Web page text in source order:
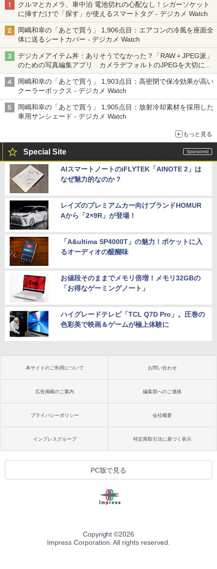
クルマとカメラ、車中泊 電池切れの心配なし！シガーソケット
に挿すだけで「探す」が使えるスマートタグ - デジカメ Watch
岡嶋和幸の「あとで買う」 1,906点目：エアコンの冷風を座面全
体に送るシートカバー - デジカメ Watch
デジカメアイテム丼：ありそうでなかった？「RAW＋JPEG派」
のための写真編集アプリ カメラデフォルトのJPEGを大切にす
る「Filmator」
岡嶋和幸の「あとで買う」 1,903点目：高密閉で保冷効果が高い
クーラーボックス - デジカメ Watch
岡嶋和幸の「あとで買う」 1,905点目：放射冷却素材を採用した
車用サンシェード - デジカメ Watch
もっと見る
Special Site
AIスマートノートのiFLYTEK「AINOTE 2」は
なぜ魅力的なのか？
レイズのプレミアムカー向けブランドHOMUR
Aから「2×9R」が登場！
「A&ultima SP4000T」の魅力！ポケットに入
るオーディオの醍醐味
お値段そのままでメモリ倍増！メモリ32GBの
「お得なゲーミングノート」
ハイグレードテレビ「TCL Q7D Pro」。圧巻の
色彩美で映画＆ゲームが極上体験に
本サイトのご利用について お問い合わせ
広告掲載のご案内 編集部へのご連絡
プライバシーポリシー 会社概要
インプレスグループ 特定商取引法に基づく表示
PC版で見る
Copyright ©2026
Impress Corporation. All rights reserved.